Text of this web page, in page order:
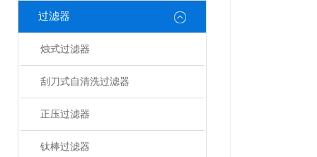
过滤器
烛式过滤器
刮刀式自清洗过滤器
正压过滤器
钛棒过滤器